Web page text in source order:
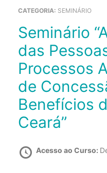
CATEGORIA: SEMINÁRIO
Seminário “A Prioridade
das
Processos
de
Benefícios
Ceará”
Acesso ao Curso: